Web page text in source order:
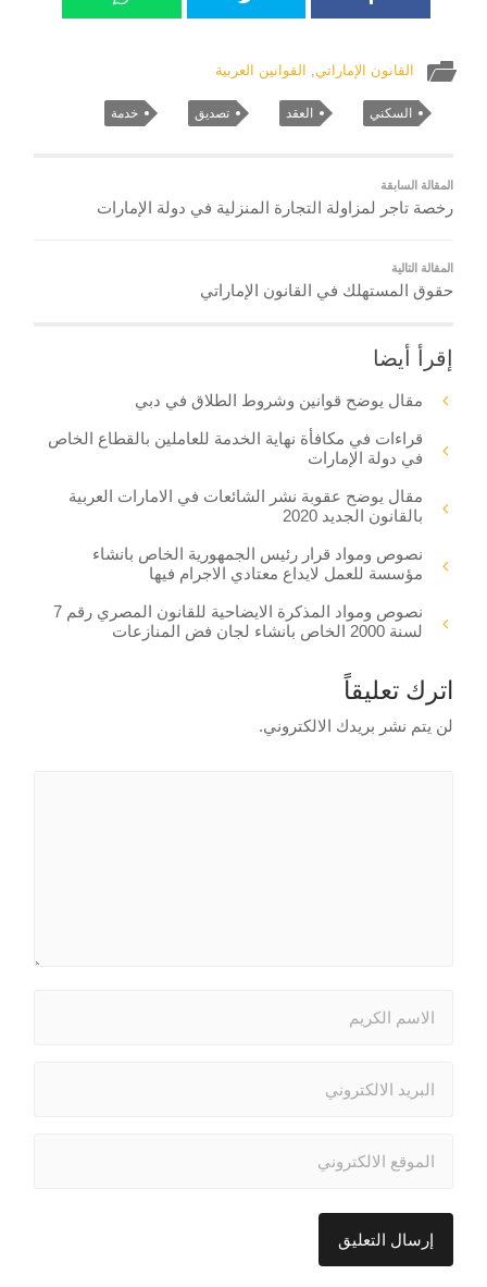
القانون الإماراتي القوانين العربية
السكني العقد تصديق خدمة
المقالة السابقة
رخصة تاجر لمزاولة التجارة المنزلية في دولة الإمارات
المقالة التالية
حقوق المستهلك في القانون الإماراتي
إقرأ أيضا
مقال يوضح قوانين وشروط الطلاق في دبي
قراءات في مكافأة نهاية الخدمة للعاملين بالقطاع الخاص
في دولة الإمارات
مقال يوضح عقوبة نشر الشائعات في الامارات العربية
بالقانون الجديد 2020
نصوص ومواد قرار رئيس الجمهورية الخاص بانشاء
مؤسسة للعمل لايداع معتادي الاجرام فيها
نصوص ومواد المذكرة الايضاحية للقانون المصري رقم 7
لسنة 2000 الخاص بانشاء لجان فض المنازعات
اترك تعليقاً
لن يتم نشر بريدك الالكتروني.